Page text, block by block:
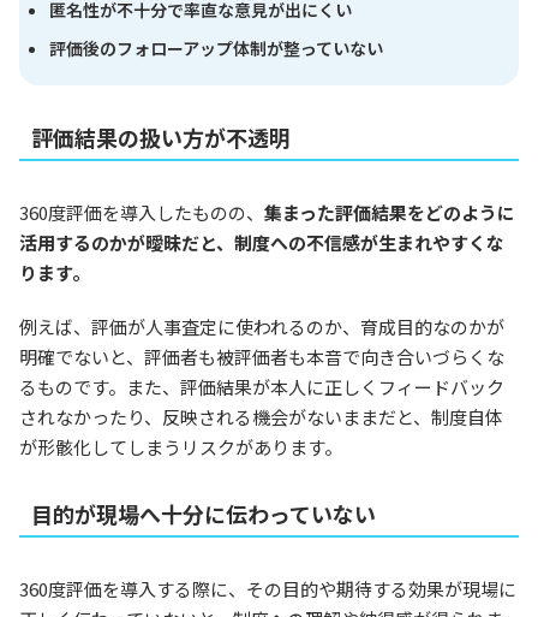
匿名性が不十分で率直な意見が出にくい
評価後のフォローアップ体制が整っていない
評価結果の扱い方が不透明
360度評価を導入したものの、 集まった評価結果をどのように
活用するのかが曖昧だと、制度への不信感が生まれやすくな
ります。
例えば、評価が人事査定に使われるのか、育成目的なのかが
明確でないと、評価者も被評価者も本音で向き合いづらくな
るものです。また、評価結果が本人に正しくフィードバック
されなかったり、反映される機会がないままだと、制度自体
が形骸化してしまうリスクがあります。
目的が現場へ十分に伝わっていない
360度評価を導入する際に、その目的や期待する効果が現場に